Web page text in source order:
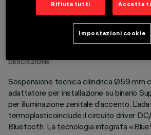
DATI TECNICI
ULTIMO AGGIORNAMENTO: 03/08/2026
DESCRIZIONE
Sospensione tecnica cilindrica Ø59 mm
adattatore per installazione su binario
per illuminazione zenitale d’accento.
termoplasticoinclude il circuito driver
Bluetooth. La tecnologia integrata
Rifiuta tutti Accetta
Impostazioni cookie